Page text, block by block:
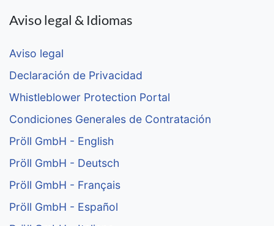
Aviso legal & Idiomas
Aviso legal
Declaración de Privacidad
Whistleblower Protection Portal
Condiciones Generales de Contratación
Pröll GmbH - English
Pröll GmbH - Deutsch
Pröll GmbH - Français
Pröll GmbH - Español